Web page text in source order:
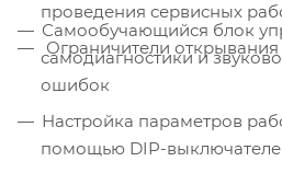
проведения сервисных
Ограничители открывания
Самообучающийся блок
самодиагностики и
ошибок
Настройка параметров
помощью DIP-